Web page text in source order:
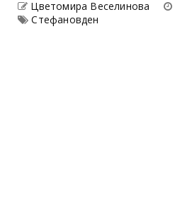
Цветомира Веселинова
Стефановден